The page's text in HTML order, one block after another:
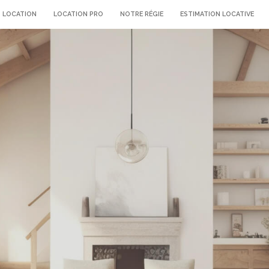
LOCATION LOCATION PRO NOTRE RÉGIE ESTIMATION LOCATIVE
voir les0annonces